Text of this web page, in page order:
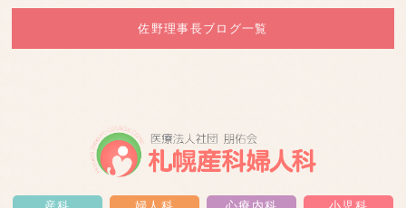
佐野理事長ブログ一覧